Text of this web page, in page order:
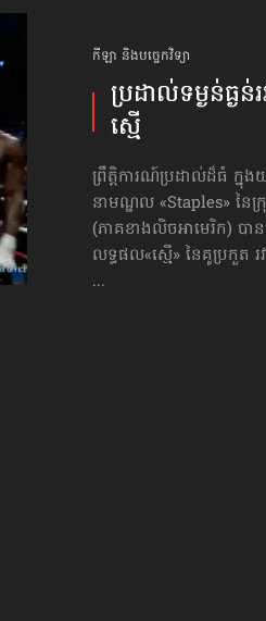
កីឡា និងបច្ចេកវិទ្យា
ប្រដាល់​ទម្ងន់​ធ្ង
ស្មើ
ព្រឹត្តិការណ៍ប្រដាល់ដ៏ធំ ក្នុង
នាមណ្ឌល «Staples» ន
(ភាគខាងលិចអាមេរិក) ប
លទ្ធផល«ស្មើ» នៃគូប្រកួត
...